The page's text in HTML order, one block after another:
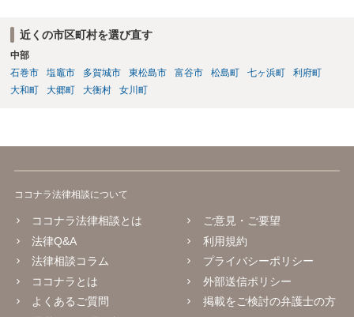
近くの市区町村を選び直す
中部
石巻市
塩竈市 多賀城市 東松島市 富谷市 松島町 七ヶ浜町
利府町
大和町
大郷町 大衡村 女川町
ココナラ法律相談について
ココナラ法律相談とは
法律Q&A
法律相談コラム
ココナラとは
よくあるご質問
ご意見・ご要望
利用規約
プライバシーポリシー
外部送信ポリシー
掲載をご検討の弁護士の方